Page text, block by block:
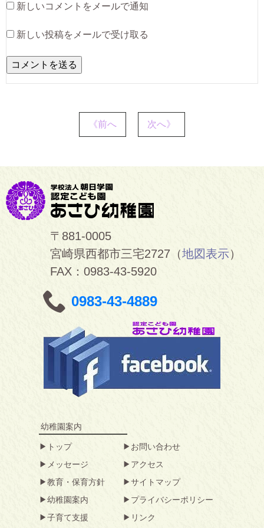
新しいコメントをメールで通知
新しい投稿をメールで受け取る
《前へ 次へ》
〒881-0005
宮崎県西都市三宅2727（地図表示）
FAX：0983-43-5920
0983-43-4889
幼稚園案内
トップ
メッセージ
教育・保育方針
幼稚園案内
子育て支援
お問い合わせ
アクセス
サイトマップ
プライバシーポリシー
リンク